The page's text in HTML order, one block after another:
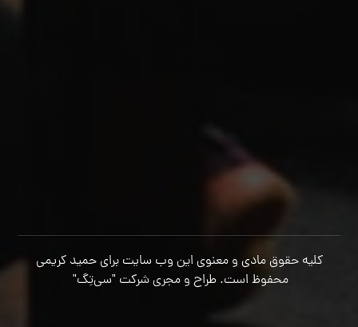
کلیه حقوق مادی و معنوی این وب سایت برای حمید کریمی
محفوظ است. طراح و مجری شرکت"سی‌تِگ"